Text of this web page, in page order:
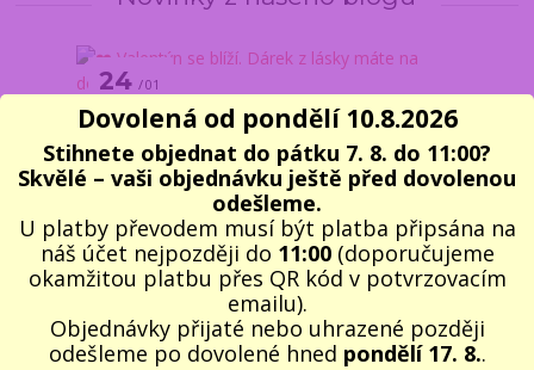
24 01
2026
Novinky z e-shopu
❤️ Valentýn se blíží. Dárek z
lásky máte na dosah
Valentýn je ideální příležitost říct „mám tě
rád“ beze slov. Nemusí jít o velká gesta.
Stačí dárek, který dává smysl a udělá radost.
Vybrali jsme ...
Dovolená od pondělí 10.8.2026
Stihnete objednat do pátku 7. 8. do 11:00?
Skvělé – vaši objednávku ještě před dovolenou
odešleme.
U platby převodem musí být platba připsána na
náš účet nejpozději do 11:00(doporučujeme
okamžitou platbu přes QR kód v potvrzovacím
emailu).
Objednávky přijaté nebo uhrazené později
odešleme po dovolené hned pondělí 17. 8..